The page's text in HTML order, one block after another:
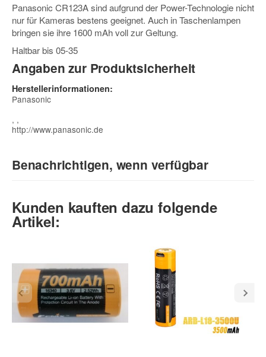
Panasonic CR123A sind aufgrund der Power-Technologie nicht
nur für Kameras bestens geeignet. Auch in Taschenlampen
bringen sie ihre 1600 mAh voll zur Geltung.
Haltbar bis 05-35
Angaben zur Produktsicherheit
Herstellerinformationen:
Panasonic
, ,
http://www.panasonic.de
Benachrichtigen, wenn verfügbar
Bitte beachten Sie unsere Datenschutzerklärung
Benachrichtigung anfordern
Kunden kauften dazu folgende
Artikel: